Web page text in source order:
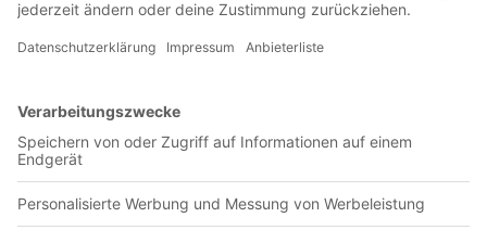
St. Pauli, 1. FC Köln, FC Augsburg, RB Leipzig,
Mönchengladbach, Scenario Fanatico, Schalke 04, SC
FC Nürnberg, Fanprojekt Nürnberg, Blockade Sandhausen,
SV Sandhausen, FSV Mainz 05, Ultraszene Mainz, Gruabn
Tribüne, SK Sturm Graz, ProFans, Commando Cannstatt,
VfB Stuttgart, FC St. Pauli, Trabzonspor, Rot-Weiss Essen,
Ultras Frankfurt, DFB, DFL, 1.FC Magdeburg, Hannes,
Alemannia Aachen, Würzburger Kickers, SV Sieboldshöhe,